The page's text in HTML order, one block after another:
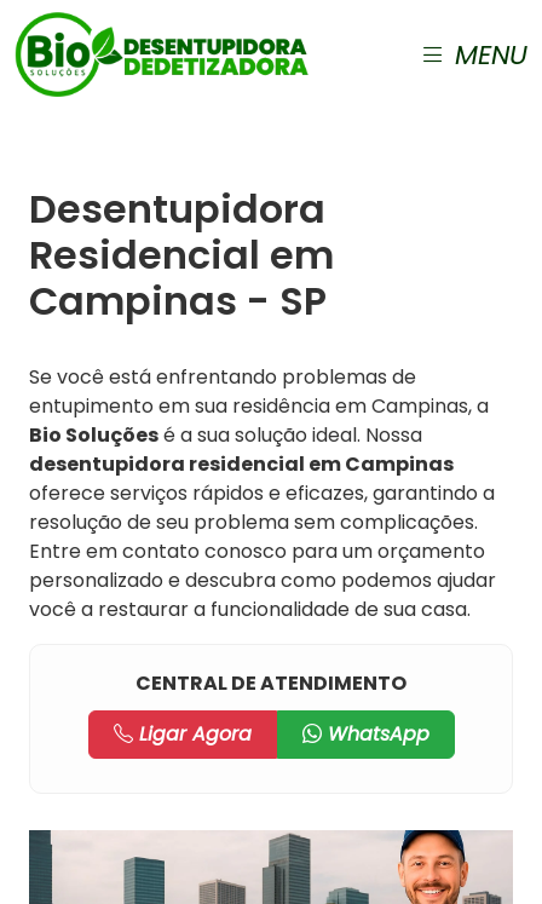
MENU
Desentupidora
Residencial em
Campinas - SP
Se você está enfrentando problemas de
entupimento em sua residência em Campinas, a
Bio Soluçõesé a sua solução ideal. Nossa
desentupidora residencial em Campinas
oferece serviços rápidos e eficazes, garantindo a
resolução de seu problema sem complicações.
Entre em contato conosco para um orçamento
personalizado e descubra como podemos ajudar
você a restaurar a funcionalidade de sua casa.
CENTRAL DE ATENDIMENTO
Ligar Agora
WhatsApp